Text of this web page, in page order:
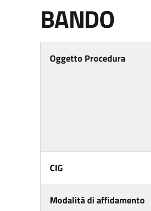
BANDO
Oggetto Procedura
CIG
Modalità di affidamento